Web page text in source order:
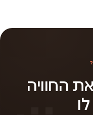
החוויה